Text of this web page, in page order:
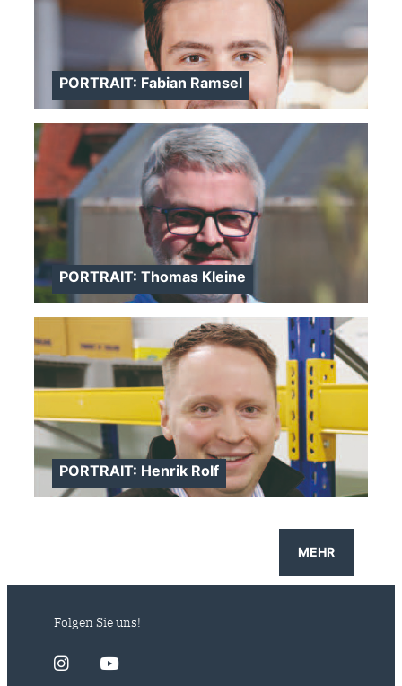
>
PORTRAIT: Fabian Ramsel
>
PORTRAIT: Thomas Kleine
PORTRAIT: Henrik Rolf
MEHR
Folgen Sie uns!